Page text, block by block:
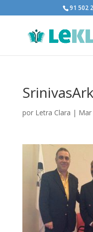
91 502
por Letra Clara | Mar